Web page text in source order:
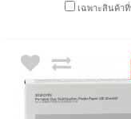
เฉพาะสินค้า